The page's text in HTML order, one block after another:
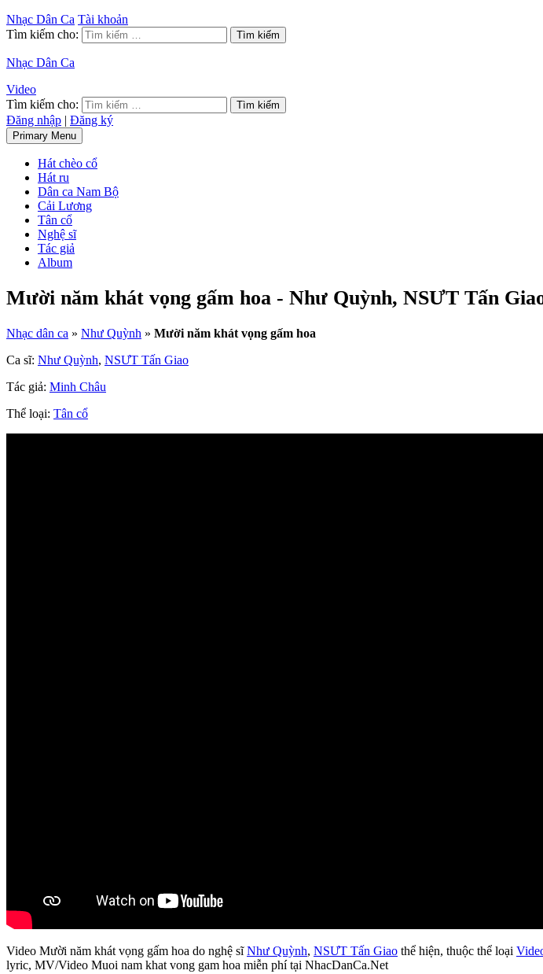
Nhạc Dân Ca Tài khoản
Tìm kiếm cho:
Nhạc Dân Ca
Video
Tìm kiếm cho:
Đăng nhập | Đăng ký
Primary Menu
Hát chèo cổ
Hát ru
Dân ca Nam Bộ
Cải Lương
Tân cổ
Nghệ sĩ
Tác giả
Album
Mười năm khát vọng gấm hoa - Như Quỳnh, NSƯT Tấn
Nhạc dân ca » Như Quỳnh » Mười năm khát vọng gấm hoa
Ca sĩ: Như Quỳnh, NSƯT Tấn Giao
Tác giả: Minh Châu
Thể loại: Tân cổ
Video Mười năm khát vọng gấm hoa do nghệ sĩNhư Quỳnh, NSƯT Tấn Giao thể hiện, thuộc thể loại
lyric, MV/Video Muoi nam khat vong gam hoa miễn phí tại NhacDanCa.Net